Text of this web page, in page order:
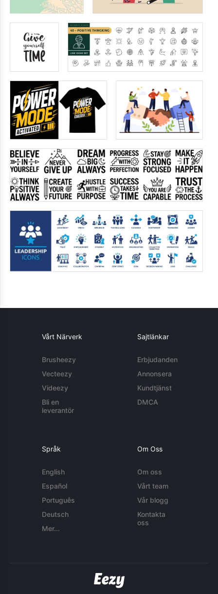
Vårt Närverk
Brusheezy
Vecteezy
Videezy
Bli en
leverantör
Sajtlänkar
Erbjudanden
Annonsera
Kundtjänst
DMCA
Språk
English
Español
Português
Deutsch
Mer...
Om Oss
Om oss
Vårt team
Vår blogg
Kontakta
oss